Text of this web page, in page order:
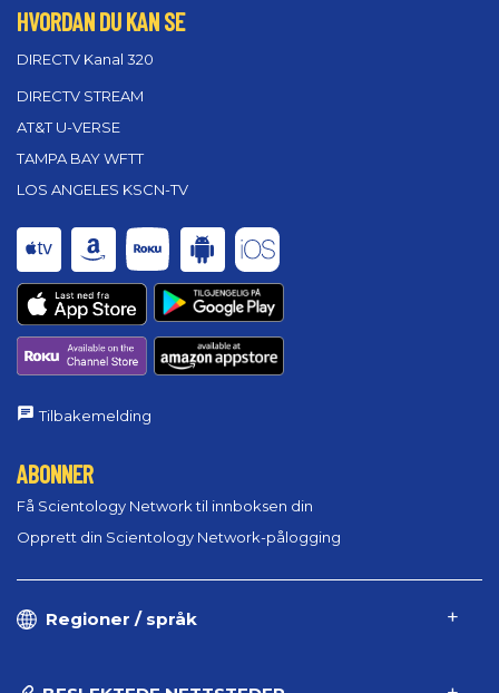
HVORDAN DU KAN SE
DIRECTV Kanal 320
DIRECTV STREAM
AT&T U-VERSE
TAMPA BAY WFTT
LOS ANGELES KSCN-TV
Tilbakemelding
ABONNER
Få Scientology Network til innboksen din
Opprett din Scientology Network-pålogging
Regioner / språk